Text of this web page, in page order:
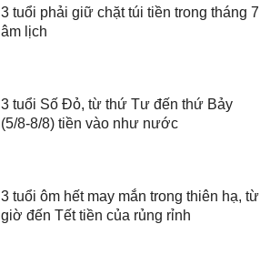
3 tuổi phải giữ chặt túi tiền trong tháng 7
âm lịch
3 tuổi Số Đỏ, từ thứ Tư đến thứ Bảy
(5/8-8/8) tiền vào như nước
3 tuổi ôm hết may mắn trong thiên hạ, từ
giờ đến Tết tiền của rủng rỉnh